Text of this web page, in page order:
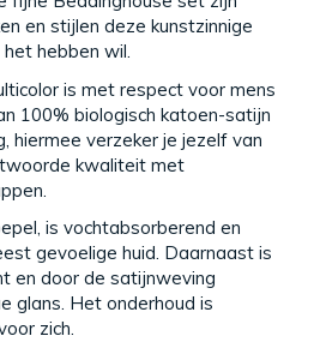
en stijlen deze kunstzinnige
hebben wil.
is met respect voor mens
100% biologisch katoen-satijn
hiermee verzeker je jezelf van
kwaliteit met
is vochtabsorberend en
gevoelige huid. Daarnaast is
en door de satijnweving
glans. Het onderhoud is
zich.